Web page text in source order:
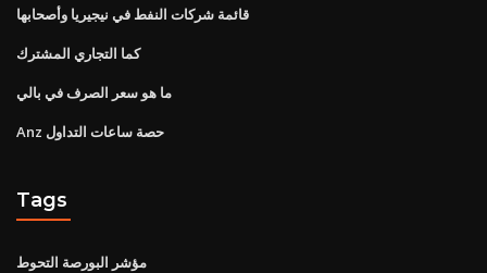
قائمة شركات النفط في نيجيريا وأصحابها
كما التجاري المشترك
ما هو سعر الصرف في بالي
Anz حصة ساعات التداول
Tags
مؤشر البورصة التحوط